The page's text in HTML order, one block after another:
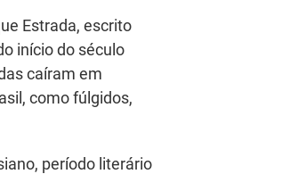
Estrada, escrito
início do século
caíram em
como fúlgidos,
período literário